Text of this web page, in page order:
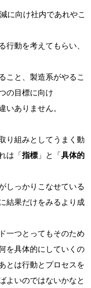
に向け社内であれやこ
行動を考えてもらい、
こと、製造系がやるこ
の目標に向け
いありません。
り組みとしてうまく動
は「指標 」と「具体的
しっかりこなせている
結果だけをみるより成
一つとってもそのため
を具体的にしていくの
とは行動とプロセスを
よいのではないかなと